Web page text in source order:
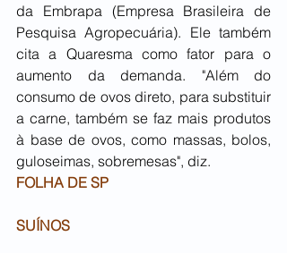
da Embrapa (Empresa Brasileira de
Pesquisa Agropecuária). Ele também
cita a Quaresma como fator para o
aumento da demanda. "Além do
consumo de ovos direto, para substituir
a carne, também se faz mais produtos
à base de ovos, como massas, bolos,
guloseimas, sobremesas", diz.
FOLHA DE SP
SUÍNOS